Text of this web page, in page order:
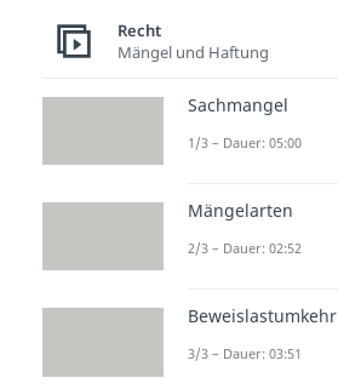
Recht
Mängel und Haftung
Sachmangel
1/3 – Dauer: 05:00
Mängelarten
2/3 – Dauer: 02:52
Beweislastumkehr
3/3 – Dauer: 03:51